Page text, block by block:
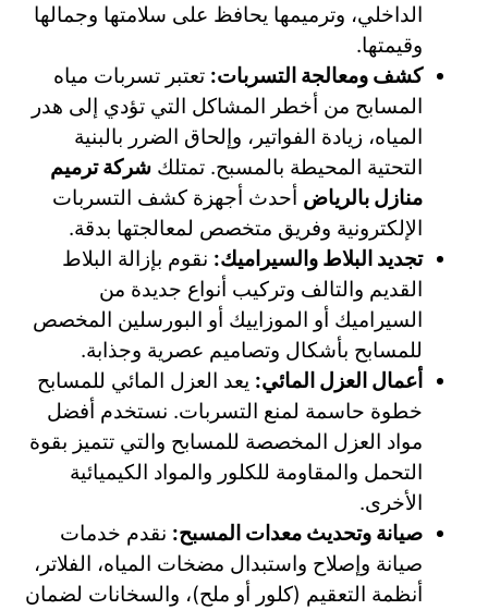
الداخلي، وترميمها يحافظ على سلامتها وجمالها
وقيمتها.
كشف ومعالجة التسربات: تعتبر تسربات مياه
المسابح من أخطر المشاكل التي تؤدي إلى هدر
المياه، زيادة الفواتير، وإلحاق الضرر بالبنية
التحتية المحيطة بالمسبح. تمتلك شركة ترميم
منازل بالرياض أحدث أجهزة كشف التسربات
الإلكترونية وفريق متخصص لمعالجتها بدقة.
تجديد البلاط والسيراميك: نقوم بإزالة البلاط
القديم والتالف وتركيب أنواع جديدة من
السيراميك أو الموزاييك أو البورسلين المخصص
للمسابح بأشكال وتصاميم عصرية وجذابة.
أعمال العزل المائي: يعد العزل المائي للمسابح
خطوة حاسمة لمنع التسربات. نستخدم أفضل
مواد العزل المخصصة للمسابح والتي تتميز بقوة
التحمل والمقاومة للكلور والمواد الكيميائية
الأخرى.
صيانة وتحديث معدات المسبح: نقدم خدمات
صيانة وإصلاح واستبدال مضخات المياه، الفلاتر،
أنظمة التعقيم (كلور أو ملح)، والسخانات لضمان